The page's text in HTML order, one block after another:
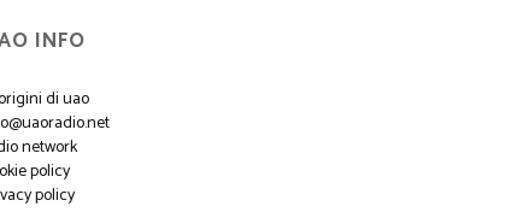
INFO
di uao
network
policy
policy